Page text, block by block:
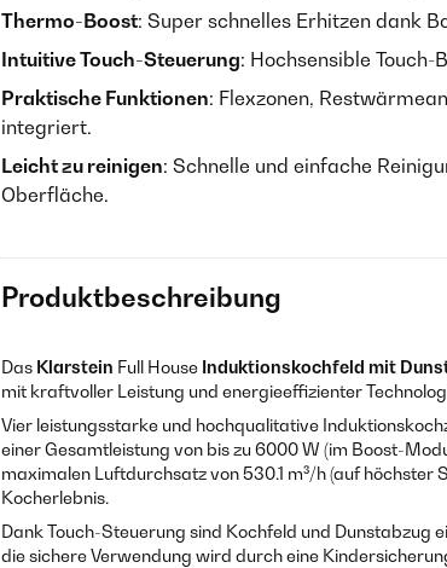
Thermo-Boost: Super schnelles Erhitzen dank
Intuitive Touch-Steuerung: Hochsensible
Praktische Funktionen: Flexzonen,
integriert.
Leicht zu reinigen: Schnelle und einfache
Oberfläche.
Produktbeschreibung
Das Klarstein Full House Induktionskochfeld mit
mit kraftvoller Leistung und energieeffizienter
Vier leistungsstarke und hochqualitative
einer Gesamtleistung von bis zu 6000 W (im Boost-
maximalen Luftdurchsatz von 530.1 m³/h (auf höchster
Kocherlebnis.
Dank Touch-Steuerung sind Kochfeld und Dunstabzug
die sichere Verwendung wird durch eine